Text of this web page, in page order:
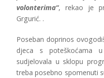
volonterima“, rekao je
Grgurić. .
Poseban doprinos
djeca s poteškoćama
sudjelovala u sklopu
treba posebno spomenuti